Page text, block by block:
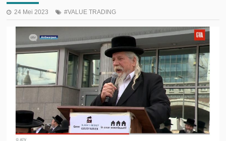
24 Mei 2023 VALUE TRADING